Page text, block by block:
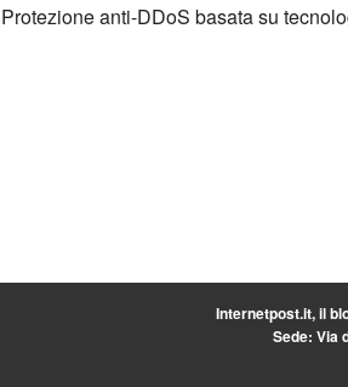
Protezione anti-DDoS basata su
Internetpost.it, il
Sede: Via